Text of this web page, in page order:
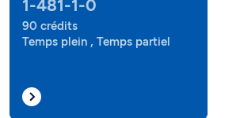
1-481-1-0
90 crédits
Temps plein , Temps partiel